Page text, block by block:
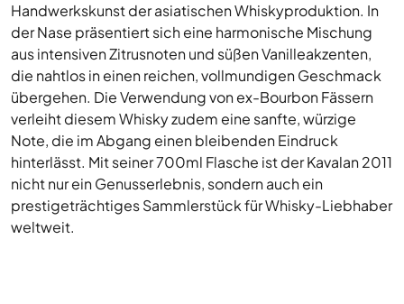
Handwerkskunst der asiatischen Whiskyproduktion. In
der Nase präsentiert sich eine harmonische Mischung
aus intensiven Zitrusnoten und süßen Vanilleakzenten,
die nahtlos in einen reichen, vollmundigen Geschmack
übergehen. Die Verwendung von ex-Bourbon Fässern
verleiht diesem Whisky zudem eine sanfte, würzige
Note, die im Abgang einen bleibenden Eindruck
hinterlässt. Mit seiner 700ml Flasche ist der Kavalan 2011
nicht nur ein Genusserlebnis, sondern auch ein
prestigeträchtiges Sammlerstück für Whisky-Liebhaber
weltweit.